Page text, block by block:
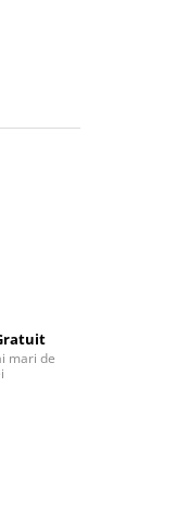
mari de